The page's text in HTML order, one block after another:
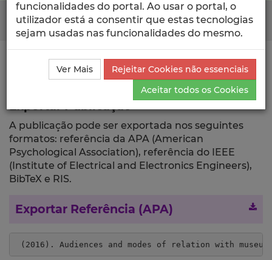
Search Button
Ciência_Iscte Comunicações
Descrição Detalhada
da Comunicação
Exportar
A publicação pode ser exportada nos seguintes
formatos: referência da APA (American
Psychological Association), referência do IEEE
(Institute of Electrical and Electronics Engineers),
BibTeX e RIS.
Exportar Referência (APA)
(2016). Audiences and modes of relation with
funcionalidades do portal. Ao usar o portal, o
utilizador está a consentir que estas tecnologias
sejam usadas nas funcionalidades do mesmo.
Ver Mais
Rejeitar Cookies não essenciais
Aceitar todos os Cookies